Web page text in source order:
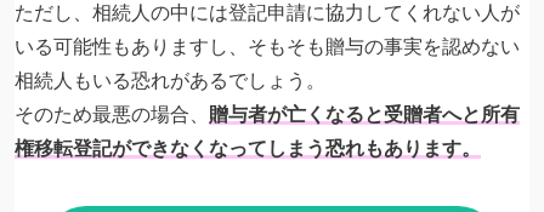
ただし、相続人の中には登記申請に協力してくれない人が
いる可能性もありますし、そもそも贈与の事実を認めない
相続人もいる恐れがあるでしょう。
そのため最悪の場合、 贈与者が亡くなると受贈者へと所有
権移転登記ができなくなってしまう恐れもあります。